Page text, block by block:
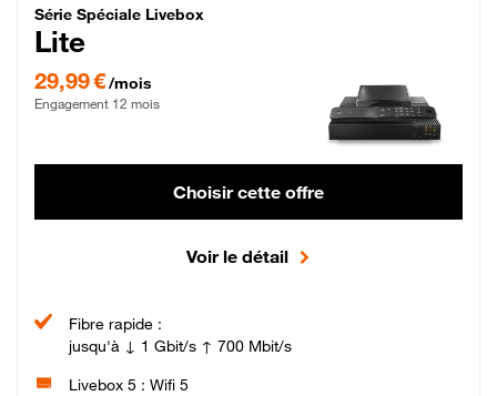
Série Spéciale Livebox Lite Fibre
Série Spéciale Livebox
Lite
29,99 €/mois
Engagement 12 mois
Choisir cette offre
Voir le détail
Fibre rapide :
jusqu'à ↓ 1 Gbit/s ↑ 700 Mbit/s
Livebox 5 : Wifi 5